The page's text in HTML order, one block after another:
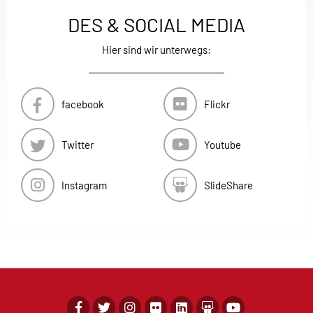
DES & SOCIAL MEDIA
Hier sind wir unterwegs:
facebook
Twitter
Instagram
Flickr
Youtube
SlideShare